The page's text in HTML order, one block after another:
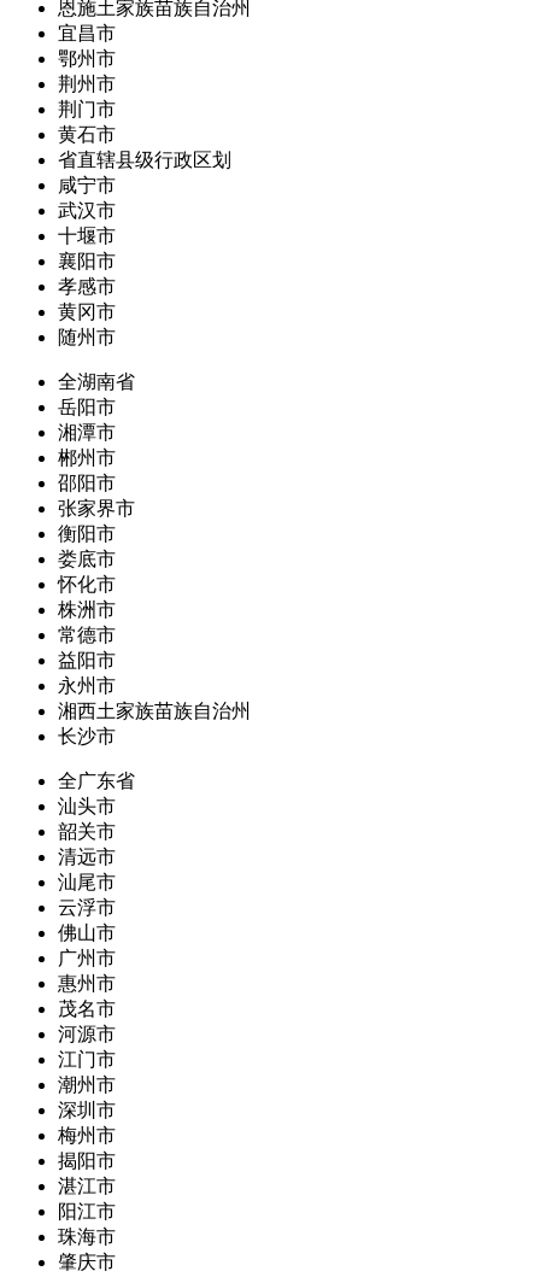
恩施土家族苗族自治州
宜昌市
鄂州市
荆州市
荆门市
黄石市
省直辖县级行政区划
咸宁市
武汉市
十堰市
襄阳市
孝感市
黄冈市
随州市
全湖南省
岳阳市
湘潭市
郴州市
邵阳市
张家界市
衡阳市
娄底市
怀化市
株洲市
常德市
益阳市
永州市
湘西土家族苗族自治州
长沙市
全广东省
汕头市
韶关市
清远市
汕尾市
云浮市
佛山市
广州市
惠州市
茂名市
河源市
江门市
潮州市
深圳市
梅州市
揭阳市
湛江市
阳江市
珠海市
肇庆市